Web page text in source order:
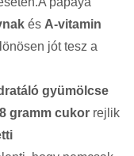
és A-vitamin
jót tesz a
gyümölcse
gramm cukor rejlik